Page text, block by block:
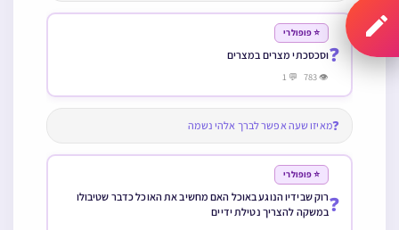
❓
⭐ פופולרי
וסכסכתי מצרים במצרים
👁 783 💬 1
❓מאיזו שעה אפשר לברך אלהי נשמה
❓
⭐ פופולרי
רוק שבידיו הנוגע באוכל האם מחשיב את האוכל כדבר שטיבולו
במשקה להצריך נטילת ידיים